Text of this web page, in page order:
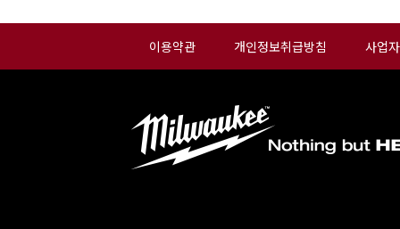
이용약관 개인정보취급방침 사업